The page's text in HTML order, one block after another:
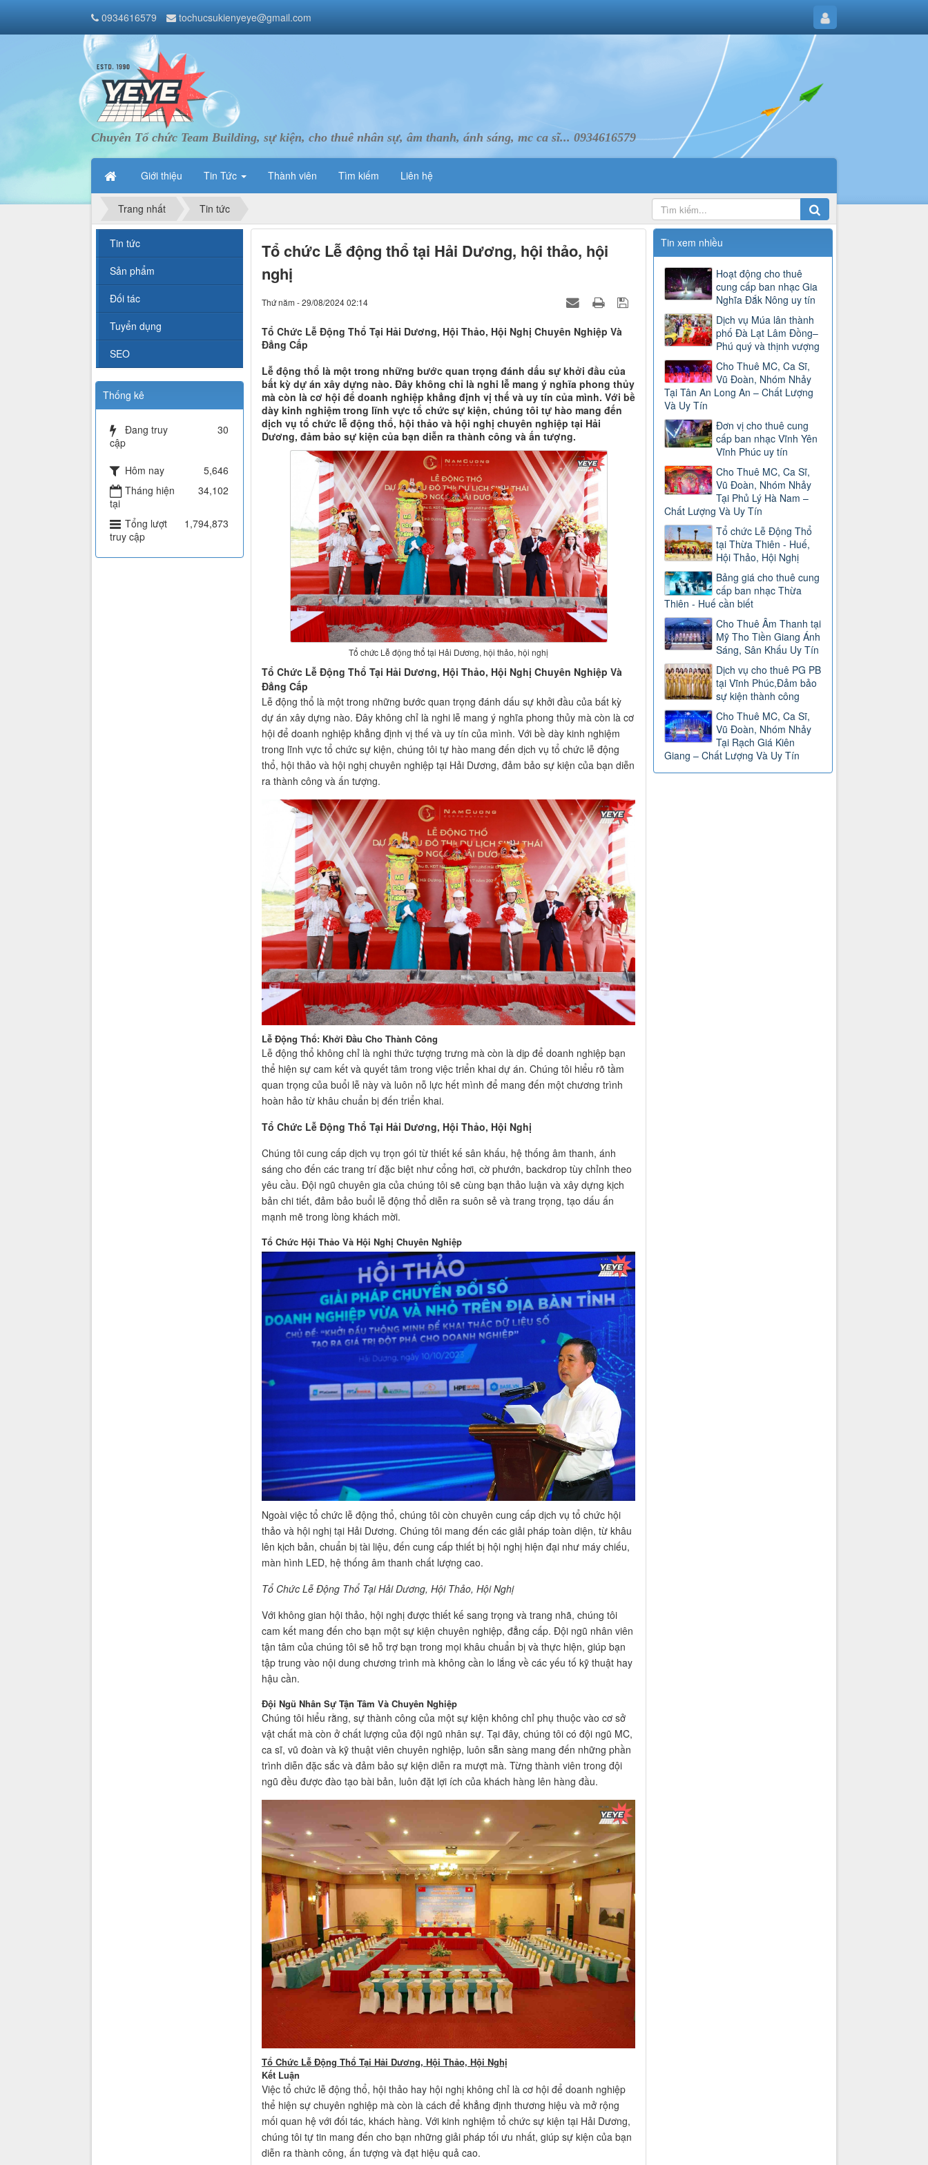
0934616579 tochucsukienyeye@gmail.com
Chuyên Tổ chức Team Building, sự kiện, cho thuê nhân sự, âm thanh, ánh sáng, mc ca sĩ... 0934616579
Giới thiệu Tin Tức Thành viên Tìm kiếm Liên hệ
Trang nhất Tin tức
Tổ chức Lễ động thổ tại Hải Dương, hội thảo, hội
nghị
Thứ năm - 29/08/2024 02:14
Tổ Chức Lễ Động Thổ Tại Hải Dương, Hội Thảo, Hội Nghị Chuyên Nghiệp Và
Đẳng Cấp
Lễ động thổ là một trong những bước quan trọng đánh dấu sự khởi đầu của
bất kỳ dự án xây dựng nào. Đây không chỉ là nghi lễ mang ý nghĩa phong thủy
mà còn là cơ hội để doanh nghiệp khẳng định vị thế và uy tín của mình. Với bề
dày kinh nghiệm trong lĩnh vực tổ chức sự kiện, chúng tôi tự hào mang đến
dịch vụ tổ chức lễ động thổ, hội thảo và hội nghị chuyên nghiệp tại Hải
Dương, đảm bảo sự kiện của bạn diễn ra thành công và ấn tượng.
Tổ chức Lễ động thổ tại Hải Dương, hội thảo, hội nghị
Tổ Chức Lễ Động Thổ Tại Hải Dương, Hội Thảo, Hội Nghị Chuyên Nghiệp Và
Đẳng Cấp
Lễ động thổ là một trong những bước quan trọng đánh dấu sự khởi đầu của bất kỳ
dự án xây dựng nào. Đây không chỉ là nghi lễ mang ý nghĩa phong thủy mà còn là cơ
hội để doanh nghiệp khẳng định vị thế và uy tín của mình. Với bề dày kinh nghiệm
trong lĩnh vực tổ chức sự kiện, chúng tôi tự hào mang đến dịch vụ tổ chức lễ động
thổ, hội thảo và hội nghị chuyên nghiệp tại Hải Dương, đảm bảo sự kiện của bạn diễn
ra thành công và ấn tượng.
Lễ Động Thổ: Khởi Đầu Cho Thành Công
Lễ động thổ không chỉ là nghi thức tượng trưng mà còn là dịp để doanh nghiệp bạn
thể hiện sự cam kết và quyết tâm trong việc triển khai dự án. Chúng tôi hiểu rõ tầm
quan trọng của buổi lễ này và luôn nỗ lực hết mình để mang đến một chương trình
hoàn hảo từ khâu chuẩn bị đến triển khai.
Tổ Chức Lễ Động Thổ Tại Hải Dương, Hội Thảo, Hội Nghị
Chúng tôi cung cấp dịch vụ trọn gói từ thiết kế sân khấu, hệ thống âm thanh, ánh
sáng cho đến các trang trí đặc biệt như cổng hơi, cờ phướn, backdrop tùy chỉnh theo
yêu cầu. Đội ngũ chuyên gia của chúng tôi sẽ cùng bạn thảo luận và xây dựng kịch
bản chi tiết, đảm bảo buổi lễ động thổ diễn ra suôn sẻ và trang trọng, tạo dấu ấn
mạnh mẽ trong lòng khách mời.
Tổ Chức Hội Thảo Và Hội Nghị Chuyên Nghiệp
Ngoài việc tổ chức lễ động thổ, chúng tôi còn chuyên cung cấp dịch vụ tổ chức hội
thảo và hội nghị tại Hải Dương. Chúng tôi mang đến các giải pháp toàn diện, từ khâu
lên kịch bản, chuẩn bị tài liệu, đến cung cấp thiết bị hội nghị hiện đại như máy chiếu,
màn hình LED, hệ thống âm thanh chất lượng cao.
Tổ Chức Lễ Động Thổ Tại Hải Dương, Hội Thảo, Hội Nghị
Với không gian hội thảo, hội nghị được thiết kế sang trọng và trang nhã, chúng tôi
cam kết mang đến cho bạn một sự kiện chuyên nghiệp, đẳng cấp. Đội ngũ nhân viên
tận tâm của chúng tôi sẽ hỗ trợ bạn trong mọi khâu chuẩn bị và thực hiện, giúp bạn
tập trung vào nội dung chương trình mà không cần lo lắng về các yếu tố kỹ thuật hay
hậu cần.
Đội Ngũ Nhân Sự Tận Tâm Và Chuyên Nghiệp
Chúng tôi hiểu rằng, sự thành công của một sự kiện không chỉ phụ thuộc vào cơ sở
vật chất mà còn ở chất lượng của đội ngũ nhân sự. Tại đây, chúng tôi có đội ngũ MC,
ca sĩ, vũ đoàn và kỹ thuật viên chuyên nghiệp, luôn sẵn sàng mang đến những phần
trình diễn đặc sắc và đảm bảo sự kiện diễn ra mượt mà. Từng thành viên trong đội
ngũ đều được đào tạo bài bản, luôn đặt lợi ích của khách hàng lên hàng đầu.
Tổ Chức Lễ Động Thổ Tại Hải Dương, Hội Thảo, Hội Nghị
Kết Luận
Việc tổ chức lễ động thổ, hội thảo hay hội nghị không chỉ là cơ hội để doanh nghiệp
thể hiện sự chuyên nghiệp mà còn là cách để khẳng định thương hiệu và mở rộng
mối quan hệ với đối tác, khách hàng. Với kinh nghiệm tổ chức sự kiện tại Hải Dương,
chúng tôi tự tin mang đến cho bạn những giải pháp tối ưu nhất, giúp sự kiện của bạn
diễn ra thành công, ấn tượng và đạt hiệu quả cao.
Tin xem nhiều
Hoạt động cho thuê
cung cấp ban nhạc Gia
Nghĩa Đắk Nông uy tín
Dịch vụ Múa lân thành
phố Đà Lạt Lâm Đồng–
Phú quý và thịnh vượng
Cho Thuê MC, Ca Sĩ,
Vũ Đoàn, Nhóm Nhảy
Tại Tân An Long An – Chất Lượng
Và Uy Tín
Đơn vị cho thuê cung
cấp ban nhạc Vĩnh Yên
Vĩnh Phúc uy tín
Cho Thuê MC, Ca Sĩ,
Vũ Đoàn, Nhóm Nhảy
Tại Phủ Lý Hà Nam –
Chất Lượng Và Uy Tín
Tổ chức Lễ Động Thổ
tại Thừa Thiên - Huế,
Hội Thảo, Hội Nghị
Bảng giá cho thuê cung
cấp ban nhạc Thừa
Thiên - Huế cần biết
Cho Thuê Âm Thanh tại
Mỹ Tho Tiền Giang Ánh
Sáng, Sân Khấu Uy Tín
Dịch vụ cho thuê PG PB
tại Vĩnh Phúc,Đảm bảo
sự kiện thành công
Cho Thuê MC, Ca Sĩ,
Vũ Đoàn, Nhóm Nhảy
Tại Rạch Giá Kiên
Giang – Chất Lượng Và Uy Tín
Tin tức
Sản phẩm
Đối tác
Tuyển dụng
SEO
Thống kê
Đang truy
cập
30
Hôm nay
5,646
Tháng hiện
tại
34,102
Tổng lượt
truy cập
1,794,873